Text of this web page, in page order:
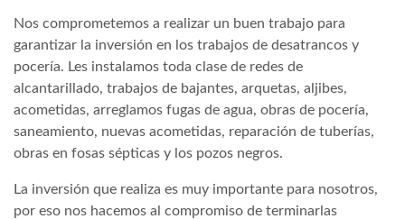
Nos comprometemos a realizar un buen trabajo para
garantizar la inversión en los trabajos de desatrancos y
pocería. Les instalamos toda clase de redes de
alcantarillado, trabajos de bajantes, arquetas, aljibes,
acometidas, arreglamos fugas de agua, obras de pocería,
saneamiento, nuevas acometidas, reparación de tuberías,
obras en fosas sépticas y los pozos negros.
La inversión que realiza es muy importante para nosotros,
por eso nos hacemos al compromiso de terminarlas